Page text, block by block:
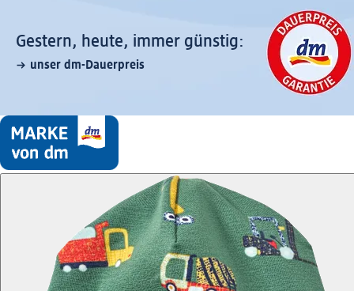
Gestern, heute, immer günstig:
unser dm-Dauerpreis